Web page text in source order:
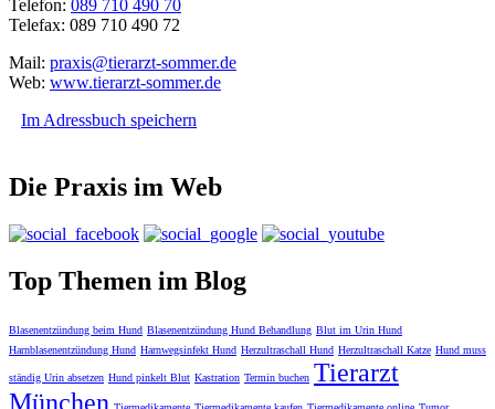
Telefon: 089 710 490 70
Telefax: 089 710 490 72
Mail: praxis@tierarzt-sommer.de
Web: www.tierarzt-sommer.de
Im Adressbuch speichern
Die Praxis im Web
Top Themen im Blog
Blasenentzündung beim Hund Blasenentzündung Hund Behandlung Blut im Urin Hund
Harnblasenentzündung Hund Harnwegsinfekt Hund Herzultraschall Hund Herzultraschall Katze Hund muss
ständig Urin absetzen Hund pinkelt Blut Kastration Termin buchen Tierarzt
München